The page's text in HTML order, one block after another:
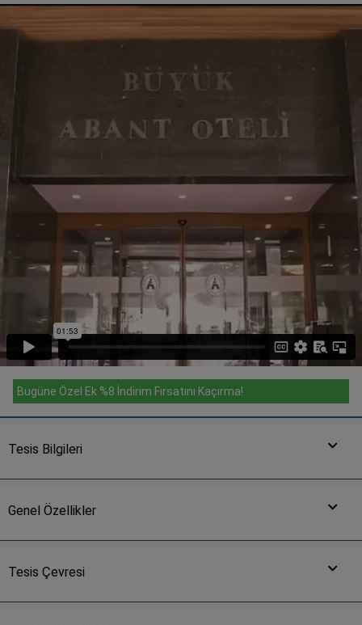
Bugüne Özel Ek %8 İndirim Fırsatını Kaçırma!
Tesis Bilgileri
Genel Özellikler
Tesis Çevresi